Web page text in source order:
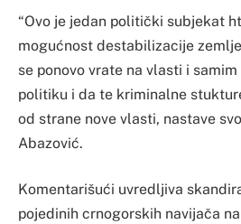
“Ovo je jedan politički subjekat
mogućnost destabilizacije
se ponovo vrate na vlasti i
politiku i da te kriminalne
od strane nove vlasti, nastave
Abazović.
Komentarišući uvredljiva
pojedinih crnogorskih navijača